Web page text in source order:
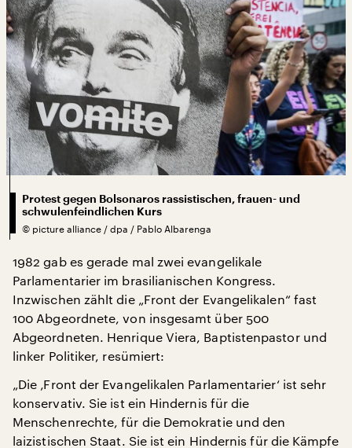
Protest gegen Bolsonaros rassistischen, frauen- und
schwulenfeindlichen Kurs
© picture alliance / dpa / Pablo Albarenga
1982 gab es gerade mal zwei evangelikale
Parlamentarier im brasilianischen Kongress.
Inzwischen zählt die „Front der Evangelikalen“ fast
100 Abgeordnete, von insgesamt über 500
Abgeordneten. Henrique Viera, Baptistenpastor und
linker Politiker, resümiert:
„Die ‚Front der Evangelikalen Parlamentarier‘ ist sehr
konservativ. Sie ist ein Hindernis für die
Menschenrechte, für die Demokratie und den
laizistischen Staat. Sie ist ein Hindernis für die Kämpfe